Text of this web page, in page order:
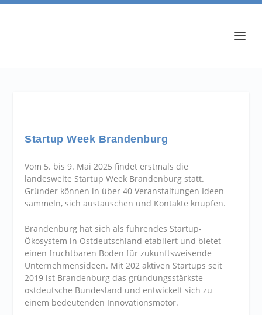
Startup Week Brandenburg
Vom 5. bis 9. Mai 2025 findet erstmals die
landesweite Startup Week Brandenburg statt.
Gründer können in über 40 Veranstaltungen Ideen
sammeln, sich austauschen und Kontakte knüpfen.
Brandenburg hat sich als führendes Startup-
Ökosystem in Ostdeutschland etabliert und bietet
einen fruchtbaren Boden für zukunftsweisende
Unternehmensideen. Mit 202 aktiven Startups seit
2019 ist Brandenburg das gründungsstärkste
ostdeutsche Bundesland und entwickelt sich zu
einem bedeutenden Innovationsmotor.